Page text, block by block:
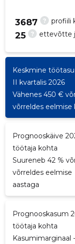
? profiili
3687
? ettevõtte
25
Keskmine töötasu
II kvartalis 2026
Vähenes 450 €
võrreldes eelmise
Prognooskäive
töötaja kohta
Suureneb 42 %
võrreldes eelmise
aastaga
Prognooskasum
töötaja kohta
Kasumimarginaal